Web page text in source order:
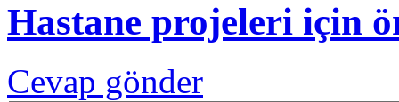
Hastane projeleri için
Cevap gönder